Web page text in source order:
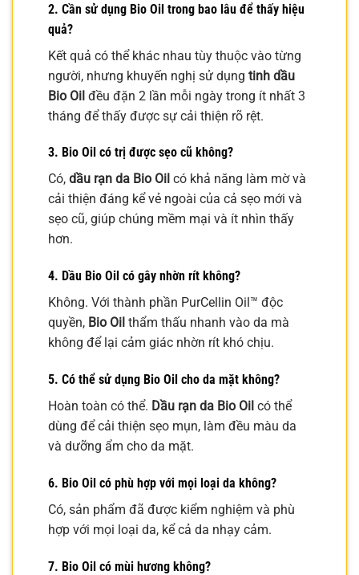
2. Cần sử dụng Bio Oil trong bao lâu để thấy hiệu
quả?
Kết quả có thể khác nhau tùy thuộc vào từng
người, nhưng khuyến nghị sử dụng tinh dầu
Bio Oil đều đặn 2 lần mỗi ngày trong ít nhất 3
tháng để thấy được sự cải thiện rõ rệt.
3. Bio Oil có trị được sẹo cũ không?
Có, dầu rạn da Bio Oil có khả năng làm mờ và
cải thiện đáng kể vẻ ngoài của cả sẹo mới và
sẹo cũ, giúp chúng mềm mại và ít nhìn thấy
hơn.
4. Dầu Bio Oil có gây nhờn rít không?
Không. Với thành phần PurCellin Oil™ độc
quyền, Bio Oil thẩm thấu nhanh vào da mà
không để lại cảm giác nhờn rít khó chịu.
5. Có thể sử dụng Bio Oil cho da mặt không?
Hoàn toàn có thể. Dầu rạn da Bio Oil có thể
dùng để cải thiện sẹo mụn, làm đều màu da
và dưỡng ẩm cho da mặt.
6. Bio Oil có phù hợp với mọi loại da không?
Có, sản phẩm đã được kiểm nghiệm và phù
hợp với mọi loại da, kể cả da nhạy cảm.
7. Bio Oil có mùi hương không?